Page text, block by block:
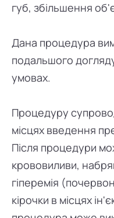
губ, збільшення
Дана процедура
подальшого
умовах.
Процедуру
місцях введення
Після процедури
крововиливи,
гіперемія
кірочки в місцях